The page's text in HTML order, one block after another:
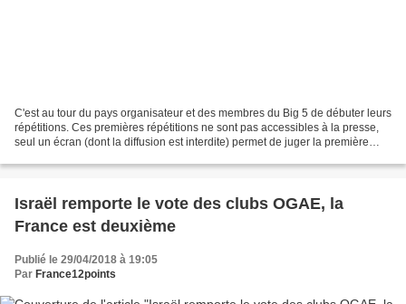
C'est au tour du pays organisateur et des membres du Big 5 de débuter leurs
répétitions. Ces premières répétitions ne sont pas accessibles à la presse,
seul un écran (dont la diffusion est interdite) permet de juger la première
Israël remporte le vote des clubs OGAE, la
France est deuxième
Publié le 29/04/2018 à 19:05
Par France12points